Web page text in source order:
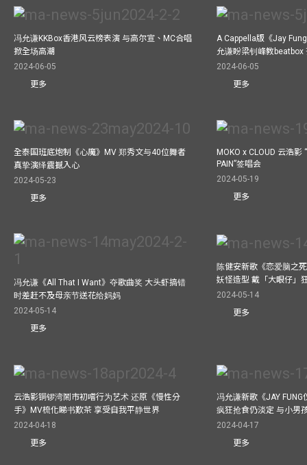
冯允谦KKBox香港风云榜表演 与高尔宣、MC合唱
掀全场高潮
2024-06-05
更多
A Cappella版《Jay
允谦盼梁钊峰教beatbox
2024-06-05
更多
全泰国班底炮制《心魔》MV 郑秀文与40位舞者
真挚演绎震撼入心
2024-05-23
更多
MOKO x CLOUD 云浩影
PAIN”签唱会
2024-05-19
更多
冯允谦《All That I Want》夺歌曲奖 大头虾搞错
时差赶不及母亲节送花给妈妈
2024-05-14
更多
陈健安新歌《恋爱脑之
妖怪造型 戴「大眼仔」
2024-05-14
更多
云浩影铜锣湾鬧市初嚐行为艺术 还原《慢性分
手》MV梳化睇书歎茶 享受自我平静世界
2024-04-18
更多
冯允谦新歌《JAY
疯狂抢食仍淡定 与小男
2024-04-17
更多